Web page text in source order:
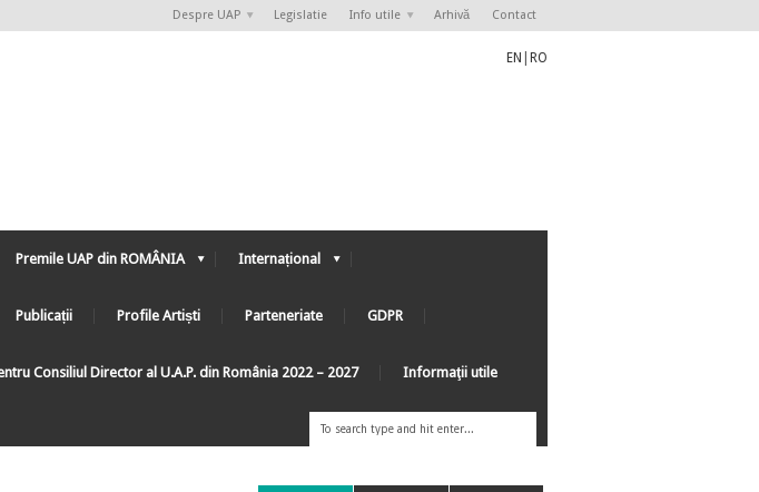
Despre UAP Legislatie Info utile Arhivă Contact
EN RO
Premile UAP din ROMÂNIA Internațional
Publicații Profile Artiști Parteneriate GDPR
Consiliul Director al U.A.P. din România 2022 – 2027 Informaţii utile